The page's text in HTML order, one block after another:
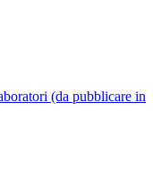
(da pubblicare in